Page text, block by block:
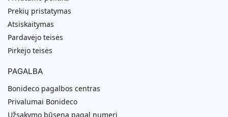
Prekių pristatymas
Atsiskaitymas
Pardavėjo teisės
Pirkėjo teisės
PAGALBA
Bonideco pagalbos centras
Privalumai Bonideco
Užsakymo būsena pagal numerį